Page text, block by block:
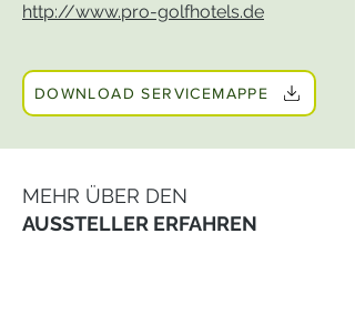
http://www.pro-golfhotels.de
DOWNLOAD SERVICEMAPPE
MEHR ÜBER DEN
AUSSTELLER ERFAHREN